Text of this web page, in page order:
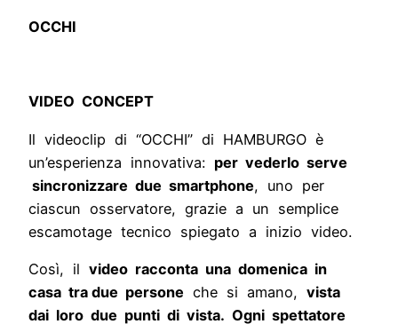
OCCHI
VIDEO CONCEPT
Il videoclip di “OCCHI” di HAMBURGO è
un’esperienza innovativa: per vederlo serve
sincronizzare due smartphone, uno per
ciascun osservatore, grazie a un semplice
escamotage tecnico spiegato a inizio video.
Così, il video racconta una domenica in
casa tra due persone che si amano, vista
dai loro due punti di vista. Ogni spettatore